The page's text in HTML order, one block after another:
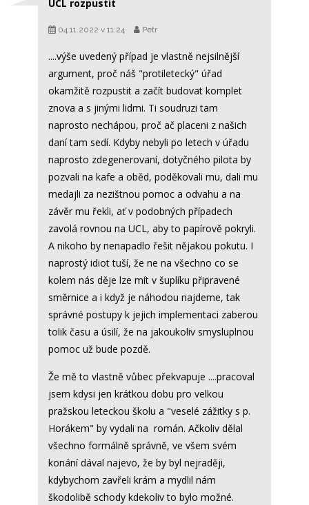
UCL rozpustit
04.11.2022 v 11:24 Petr
....výše uvedený případ je vlastně nejsilnější
argument, proč náš "protiletecký" úřad
okamžitě rozpustit a začít budovat komplet
znova a s jinými lidmi. Ti soudruzi tam
naprosto nechápou, proč ač placeni z našich
daní tam sedí. Kdyby nebyli po letech v úřadu
naprosto zdegenerovaní, dotyčného pilota by
pozvali na kafe a oběd, poděkovali mu, dali mu
medajli za nezištnou pomoc a odvahu a na
závěr mu řekli, ať v podobných případech
zavolá rovnou na UCL, aby to papírově pokryli.
A nikoho by nenapadlo řešit nějakou pokutu. I
naprostý idiot tuší, že ne na všechno co se
kolem nás děje lze mít v šuplíku připravené
směrnice a i když je náhodou najdeme, tak
správné postupy k jejich implementaci zaberou
tolik času a úsilí, že na jakoukoliv smysluplnou
pomoc už bude pozdě.
Že mě to vlastně vůbec překvapuje ....pracoval
jsem kdysi jen krátkou dobu pro velkou
pražskou leteckou školu a "veselé zážitky s p.
Horákem" by vydali na román. Ačkoliv dělal
všechno formálně správně, ve všem svém
konání dával najevo, že by byl nejraději,
kdybychom zavřeli krám a mydlil nám
škodolibě schody kdekoliv to bylo možné.